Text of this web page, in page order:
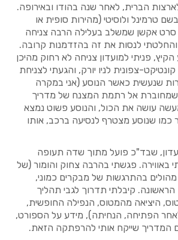
הגעתי לארצות הברית, לאחר שנה בהודו ובאירופה.
טרמינל ולוסיטי (מהירות סופית או
סרט אקשן שמשלב בעלילה הרבה צניחה
לנסות את זה בהזדמנות קרובה.
פניתי למועדון צניחה לא רחוק מהיכן
צפונית לניו יורק, והגעתי לצניחת
שנעשית כאשר הנוסע (אני במקרה
אל רתמת המצנח של מדריך
עושה את הכול, והנוסע פשוט נמצא
כמו שנוסע מצטרף לנסיעה ברכב, אותו
שבד"כ פועל מתוך שדה תעופה
באווירה. פגשתי בהרבה צחוק והומור (של
בהתרגשות של מבקרים כמוני,
קיבלתי תדרוך לגבי תהליך
היציאה מהמטוס, הנפילה החופשית,
הפתיחה, הנחיתה), מידע על הספורט,
המדריך שייקח אותי להרפתקה הזאת.